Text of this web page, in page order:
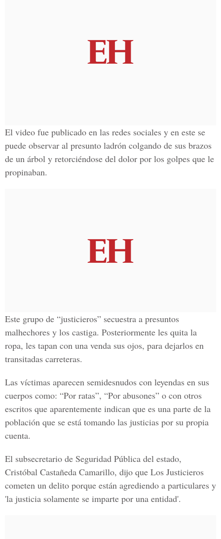
El video fue publicado en las redes sociales y en este se
puede observar al presunto ladrón colgando de sus brazos
de un árbol y retorciéndose del dolor por los golpes que le
propinaban.
Este grupo de “justicieros” secuestra a presuntos
malhechores y los castiga. Posteriormente les quita la
ropa, les tapan con una venda sus ojos, para dejarlos en
transitadas carreteras.
Las víctimas aparecen semidesnudos con leyendas en sus
cuerpos como: “Por ratas”, “Por abusones” o con otros
escritos que aparentemente indican que es una parte de la
población que se está tomando las justicias por su propia
cuenta.
El subsecretario de Seguridad Pública del estado,
Cristóbal Castañeda Camarillo, dijo que Los Justicieros
cometen un delito porque están agrediendo a particulares y
'la justicia solamente se imparte por una entidad'.